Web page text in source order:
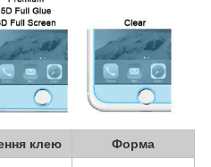
клею Форма